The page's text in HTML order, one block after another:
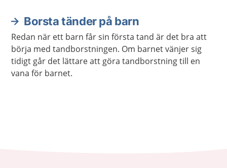
Borsta tänder på barn
Redan när ett barn får sin första tand är det bra att
börja med tandborstningen. Om barnet vänjer sig
tidigt går det lättare att göra tandborstning till en
vana för barnet.